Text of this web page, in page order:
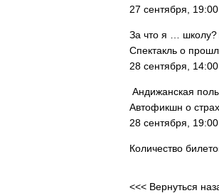
27 сентября, 19:00
За что я … школу?
Спектакль о
28 сентября, 14:00
Андижанская
Автофикшн о
28 сентября, 19:00
Количество
<<< Вернуться